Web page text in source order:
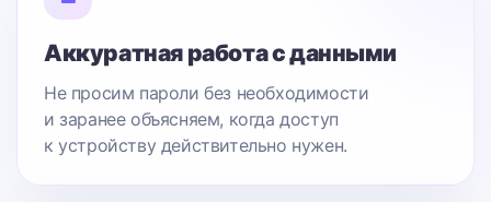
Аккуратная работа с данными
Не просим пароли без необходимости
и заранее объясняем, когда доступ
к устройству действительно нужен.